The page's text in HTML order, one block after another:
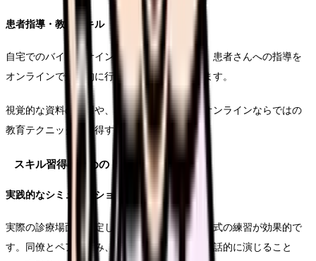
患者指導・教育スキル
自宅でのバイタルサイン測定や服薬管理など、患者さんへの指導を
オンラインで効果的に行うスキルが求められます。
視覚的な資料の活用や、段階的な説明など、オンラインならではの
教育テクニックを習得することが重要です。
スキル習得のためのトレーニング方法
実践的なシミュレーション
実際の診療場面を想定したロールプレイング形式の練習が効果的で
す。同僚とペアを組み、患者役と看護師役を対話的に演じること